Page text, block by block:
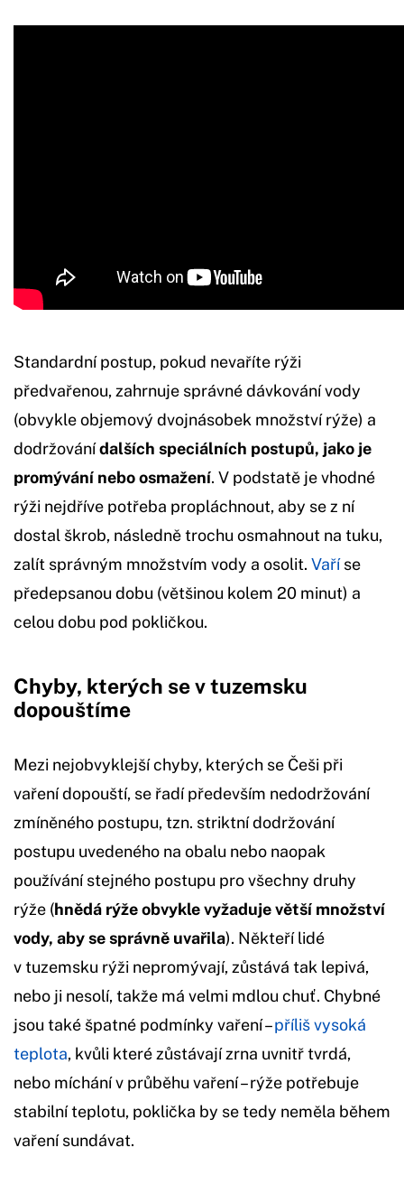
Standardní postup, pokud nevaříte rýži
předvařenou, zahrnuje správné dávkování vody
(obvykle objemový dvojnásobek množství rýže) a
dodržovánídalších speciálních postupů, jako je
promývání nebo osmažení. V podstatě je vhodné
rýži nejdříve potřeba propláchnout, aby se z ní
dostal škrob, následně trochu osmahnout na tuku,
zalít správným množstvím vody a osolit. Vaříse
předepsanou dobu (většinou kolem 20 minut) a
celou dobu pod pokličkou.
Chyby, kterých se v tuzemsku
dopouštíme
Mezi nejobvyklejší chyby, kterých se Češi při
vaření dopouští, se řadí především nedodržování
zmíněného postupu, tzn. striktní dodržování
postupu uvedeného na obalu nebo naopak
používání stejného postupu pro všechny druhy
rýže (hnědá rýže obvykle vyžaduje větší množství
vody, aby se správně uvařila). Někteří lidé
v tuzemsku rýži nepromývají, zůstává tak lepivá,
nebo ji nesolí, takže má velmi mdlou chuť. Chybné
jsou také špatné podmínky vaření –příliš vysoká
teplota, kvůli které zůstávají zrna uvnitř tvrdá,
nebo míchání v průběhu vaření – rýže potřebuje
stabilní teplotu, poklička by se tedy neměla během
vaření sundávat.